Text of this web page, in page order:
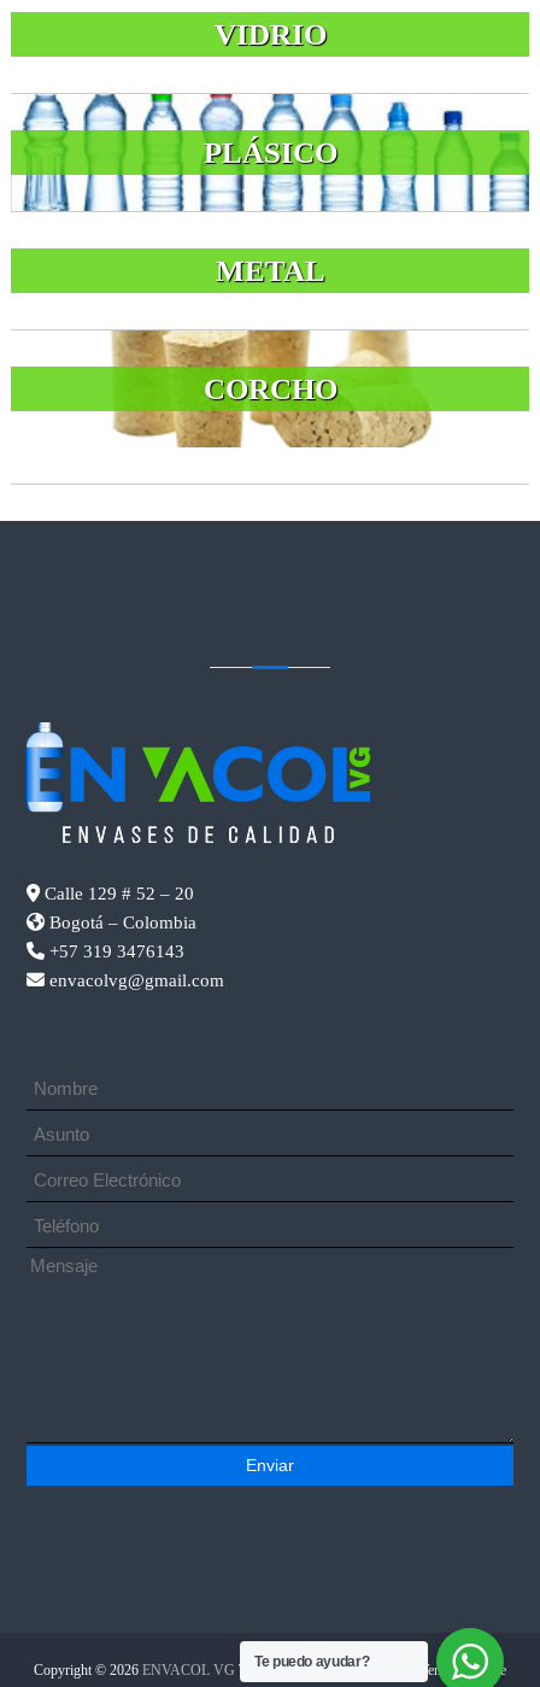
VIDRIO
PLÁSICO
METAL
CORCHO
Calle 129 # 52 – 20
Bogotá – Colombia
+57 319 3476143
envacolvg@gmail.com
Copyright © 2026 ENVACOL VG Todos los derechos reservados. Tema: Flash de
Te puedo ayudar?